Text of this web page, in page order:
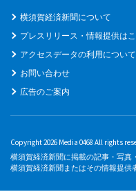
横須賀経済新聞について
プレスリリース・情報提供は
アクセスデータの利用について
お問い合わせ
広告のご案内
Copyright 2026 Media 0468 All rights
横須賀経済新聞に掲載の記事・写真
横須賀経済新聞またはその情報提供